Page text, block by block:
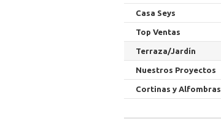
Casa Seys
Top Ventas
Terraza/Jardín
Nuestros Proyectos
Cortinas y Alfombras